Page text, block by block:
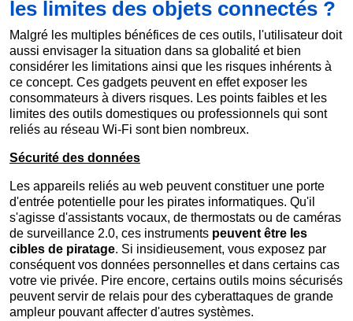
les limites des objets connectés ?
Malgré les multiples bénéfices de ces outils, l'utilisateur doit
aussi envisager la situation dans sa globalité et bien
considérer les limitations ainsi que les risques inhérents à
ce concept. Ces gadgets peuvent en effet exposer les
consommateurs à divers risques. Les points faibles et les
limites des outils domestiques ou professionnels qui sont
reliés au réseau Wi-Fi sont bien nombreux.
Sécurité des données
Les appareils reliés au web peuvent constituer une porte
d'entrée potentielle pour les pirates informatiques. Qu'il
s'agisse d'assistants vocaux, de thermostats ou de caméras
de surveillance 2.0, ces instruments peuvent être les
cibles de piratage. Si insidieusement, vous exposez par
conséquent vos données personnelles et dans certains cas
votre vie privée. Pire encore, certains outils moins sécurisés
peuvent servir de relais pour des cyberattaques de grande
ampleur pouvant affecter d'autres systèmes.